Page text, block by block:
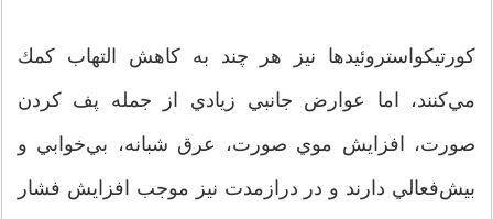
كورتيكواستروئيدها نيز هر چند به كاهش التهاب كمك
مي‌كنند، اما عوارض جانبي زيادي از جمله پف كردن
صورت، افزايش موي صورت، عرق شبانه، بي‌خوابي و
بيش‌فعالي دارند و در درازمدت نيز موجب افزايش فشار